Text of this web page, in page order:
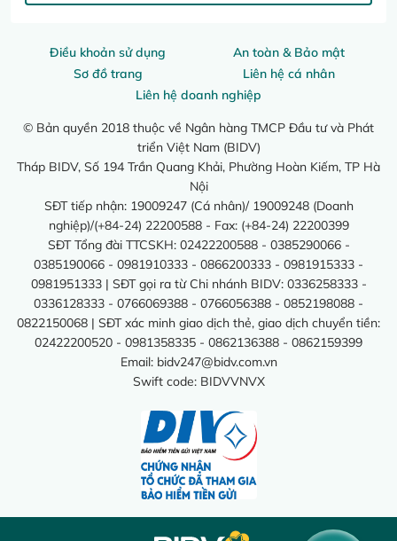
Điều khoản sử dụng
An toàn & Bảo mật
Sơ đồ trang
Liên hệ cá nhân
Liên hệ doanh nghiệp
© Bản quyền 2018 thuộc về Ngân hàng TMCP Đầu tư và Phát
triển Việt Nam (BIDV)
Tháp BIDV, Số 194 Trần Quang Khải, Phường Hoàn Kiếm, TP Hà
Nội
SĐT tiếp nhận: 19009247 (Cá nhân)/ 19009248 (Doanh
nghiệp)/(+84-24) 22200588 - Fax: (+84-24) 22200399
SĐT Tổng đài TTCSKH: 02422200588 - 0385290066 -
0385190066 - 0981910333 - 0866200333 - 0981915333 -
0981951333 | SĐT gọi ra từ Chi nhánh BIDV: 0336258333 -
0336128333 - 0766069388 - 0766056388 - 0852198088 -
0822150068 | SĐT xác minh giao dịch thẻ, giao dịch chuyển tiền:
02422200520 - 0981358335 - 0862136388 - 0862159399
Email: bidv247@bidv.com.vn
Swift code: BIDVVNVX